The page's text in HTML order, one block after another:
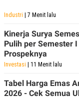
Industri | 7 Menit lalu
Kinerja Surya
Pulih per Semester
Prospeknya
Investasi | 11 Menit lalu
Tabel Harga Emas
2026 - Cek Semua